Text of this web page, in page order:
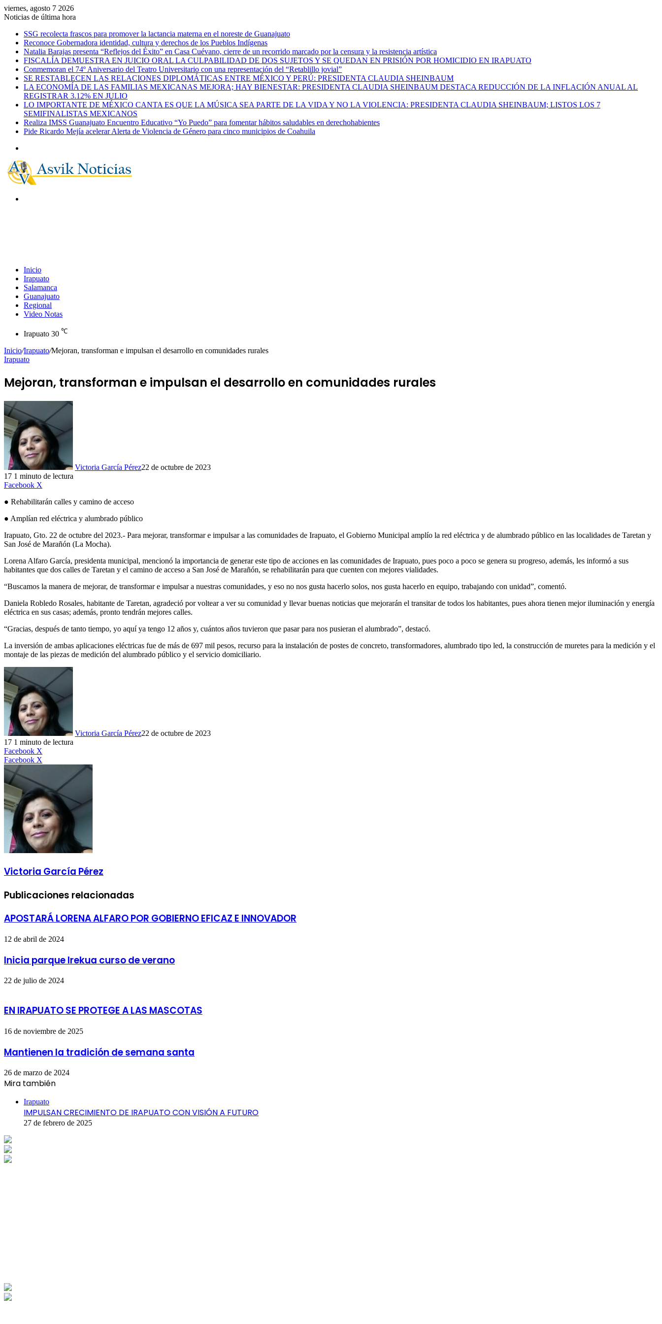
viernes, agosto 7 2026
Noticias de última hora
SSG recolecta frascos para promover la lactancia materna en el noreste de Guanajuato
Reconoce Gobernadora identidad, cultura y derechos de los Pueblos Indígenas
Natalia Barajas presenta “Reflejos del Éxito” en Casa Cuévano, cierre de un recorrido marcado por la censura y la resistencia artística
FISCALÍA DEMUESTRA EN JUICIO ORAL LA CULPABILIDAD DE DOS SUJETOS Y SE QUEDAN EN PRISIÓN POR HOMICIDIO EN IRAPUATO
Conmemoran el 74º Aniversario del Teatro Universitario con una representación del “Retablillo jovial”
SE RESTABLECEN LAS RELACIONES DIPLOMÁTICAS ENTRE MÉXICO Y PERÚ: PRESIDENTA CLAUDIA SHEINBAUM
LA ECONOMÍA DE LAS FAMILIAS MEXICANAS MEJORA; HAY BIENESTAR: PRESIDENTA CLAUDIA SHEINBAUM DESTACA REDUCCIÓN DE LA INFLACIÓN ANUAL AL
REGISTRAR 3.12% EN JULIO
LO IMPORTANTE DE MÉXICO CANTA ES QUE LA MÚSICA SEA PARTE DE LA VIDA Y NO LA VIOLENCIA: PRESIDENTA CLAUDIA SHEINBAUM; LISTOS LOS 7
SEMIFINALISTAS MEXICANOS
Realiza IMSS Guanajuato Encuentro Educativo “Yo Puedo” para fomentar hábitos saludables en derechohabientes
Pide Ricardo Mejía acelerar Alerta de Violencia de Género para cinco municipios de Coahuila
Inicio
Irapuato
Salamanca
Guanajuato
Regional
Video Notas
Irapuato 30 ℃
Inicio/Irapuato/Mejoran, transforman e impulsan el desarrollo en comunidades rurales
Irapuato
Mejoran, transforman e impulsan el desarrollo en comunidades rurales
Victoria García Pérez22 de octubre de 2023
17 1 minuto de lectura
Facebook X
● Rehabilitarán calles y camino de acceso
● Amplían red eléctrica y alumbrado público
Irapuato, Gto. 22 de octubre del 2023.- Para mejorar, transformar e impulsar a las comunidades de Irapuato, el Gobierno Municipal amplío la red eléctrica y de alumbrado público en las localidades de Taretan y
San José de Marañón (La Mocha).
Lorena Alfaro García, presidenta municipal, mencionó la importancia de generar este tipo de acciones en las comunidades de Irapuato, pues poco a poco se genera su progreso, además, les informó a sus
habitantes que dos calles de Taretan y el camino de acceso a San José de Marañón, se rehabilitarán para que cuenten con mejores vialidades.
“Buscamos la manera de mejorar, de transformar e impulsar a nuestras comunidades, y eso no nos gusta hacerlo solos, nos gusta hacerlo en equipo, trabajando con unidad”, comentó.
Daniela Robledo Rosales, habitante de Taretan, agradeció por voltear a ver su comunidad y llevar buenas noticias que mejorarán el transitar de todos los habitantes, pues ahora tienen mejor iluminación y energía
eléctrica en sus casas; además, pronto tendrán mejores calles.
“Gracias, después de tanto tiempo, yo aquí ya tengo 12 años y, cuántos años tuvieron que pasar para nos pusieran el alumbrado”, destacó.
La inversión de ambas aplicaciones eléctricas fue de más de 697 mil pesos, recurso para la instalación de postes de concreto, transformadores, alumbrado tipo led, la construcción de muretes para la medición y el
montaje de las piezas de medición del alumbrado público y el servicio domiciliario.
Victoria García Pérez22 de octubre de 2023
17 1 minuto de lectura
Facebook X
Facebook X
electrónico
Victoria García Pérez
Publicaciones relacionadas
APOSTARÁ LORENA ALFARO POR GOBIERNO EFICAZ E INNOVADOR
12 de abril de 2024
Inicia parque Irekua curso de verano
22 de julio de 2024
EN IRAPUATO SE PROTEGE A LAS MASCOTAS
16 de noviembre de 2025
Mantienen la tradición de semana santa
26 de marzo de 2024
Mira también
Irapuato
IMPULSAN CRECIMIENTO DE IRAPUATO CON VISIÓN A FUTURO
27 de febrero de 2025